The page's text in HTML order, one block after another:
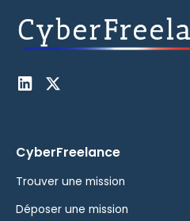
CyberFreelance
Trouver une mission
Déposer une mission